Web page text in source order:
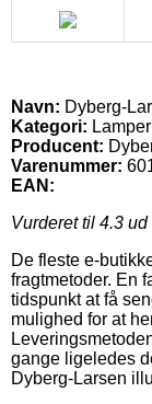
Navn: Dyberg-
Kategori:
Producent:
Varenummer:
EAN:
Vurderet til 4.3 ud
De fleste e-
fragtmetoder. En
tidspunkt at få
mulighed for at
gange ligeledes
Dyberg-Larsen